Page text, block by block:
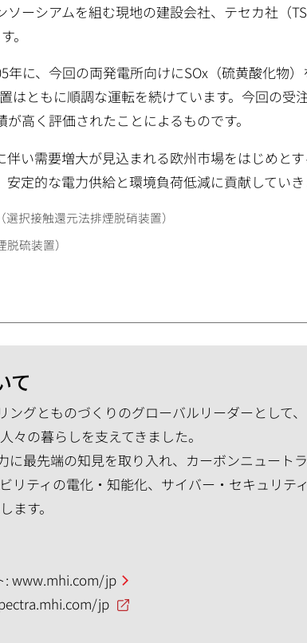
ーシアムを組む現地の建設会社、テセカ社（
。
に、今回の両発電所向けにSOx（硫黄酸化物
はともに順調な運転を続けています。今回の受
高く評価されたことによるものです。
い需要増大が見込まれる欧州市場をはじめと
定的な電力供給と環境負荷低減に貢献していき
択接触還元法排煙脱硝装置）
硫装置）
て
ングとものづくりのグローバルリーダーとして
々の暮らしを支えてきました。
に最先端の知見を取り入れ、カーボンニュート
リティの電化・知能化、サイバー・セキュリテ
ます。
: www.mhi.com/jp
jp